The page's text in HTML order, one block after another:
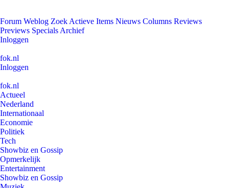
Forum Weblog Zoek Actieve Items Nieuws Columns Reviews
Previews Specials Archief
Inloggen
fok.nl
Inloggen
fok.nl
Actueel
Nederland
Internationaal
Economie
Politiek
Tech
Showbiz en Gossip
Opmerkelijk
Entertainment
Showbiz en Gossip